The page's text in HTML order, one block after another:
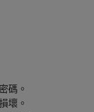
碼。
壞。